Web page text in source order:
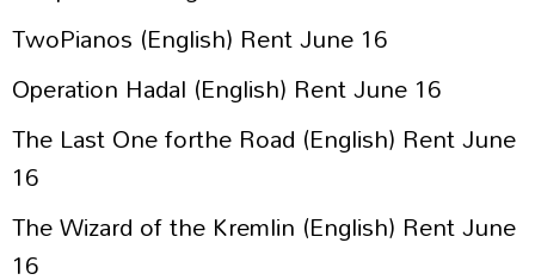
TwoPianos (English) Rent June 16
Operation Hadal (English) Rent June 16
The Last One forthe Road (English) Rent June
16
The Wizard of the Kremlin (English) Rent June
16